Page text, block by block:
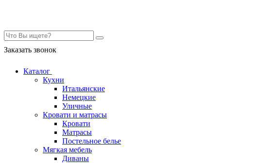
Заказать звонок
Каталог
Кухни
Итальянские
Немецкие
Уличные
Кровати и матрасы
Кровати
Матрасы
Постельное белье
Мягкая мебель
Диваны